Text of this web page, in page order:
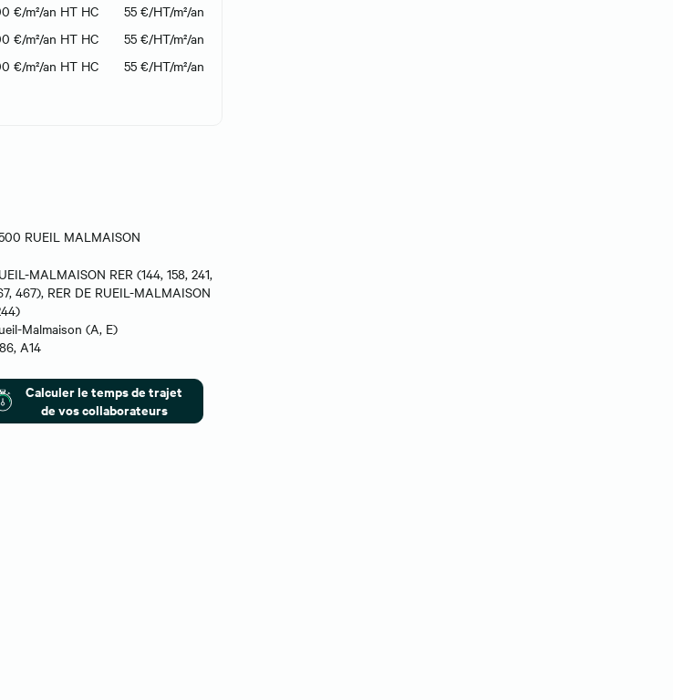
€/m²/an HT HC
55 €/HT/m²/an
€/m²/an HT HC
55 €/HT/m²/an
€/m²/an HT HC
55 €/HT/m²/an
RUEIL MALMAISON
MALMAISON RER (144, 158, 241,
467), RER DE RUEIL-MALMAISON
Malmaison (A, E)
A14
Calculer le temps de trajet
de vos collaborateurs